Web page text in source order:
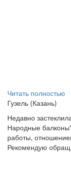
Читать полностью
Гузель (Казань)
Недавно
Народные
работы,
Рекомендую